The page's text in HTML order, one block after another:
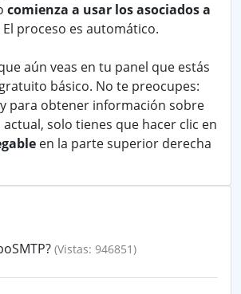
comienza a usar los asociados a
El proceso es automático.
aún veas en tu panel que estás
básico. No te preocupes:
para obtener información sobre
solo tienes que hacer clic en
en la parte superior derecha
(Vistas: 946851)